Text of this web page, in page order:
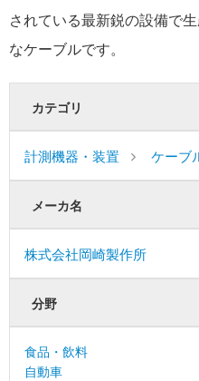
されている最新鋭の設備で
なケーブルです。
カテゴリ
計測機器・装置 ケーブ
メーカ名
株式会社岡崎製作所
分野
食品・飲料
自動車